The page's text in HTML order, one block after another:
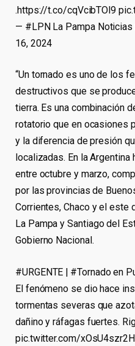
.https://t.co/cqVcibTOl9
— #LPN La Pampa Noticias
16, 2024
“Un tornado es uno de los
destructivos que se
tierra. Es una combinación
rotatorio que en ocasiones
y la diferencia de presión
localizadas. En la
entre octubre y marzo,
por las provincias de
Corrientes, Chaco y el este
La Pampa y Santiago del
Gobierno Nacional.
#URGENTE | #Tornado en
El fenómeno se dio hace
tormentas severas que
dañino y ráfagas fuertes.
pic.twitter.com/xOsU4szr2H